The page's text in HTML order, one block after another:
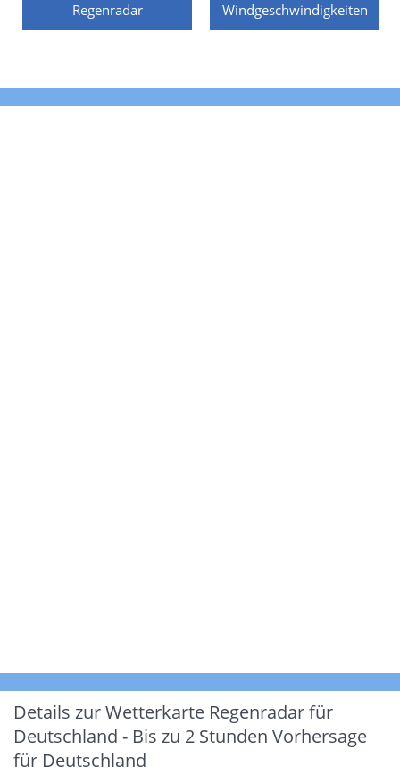
Regenradar Windgeschwindigkeiten
Details zur Wetterkarte Regenradar für
Deutschland - Bis zu 2 Stunden Vorhersage
für Deutschland